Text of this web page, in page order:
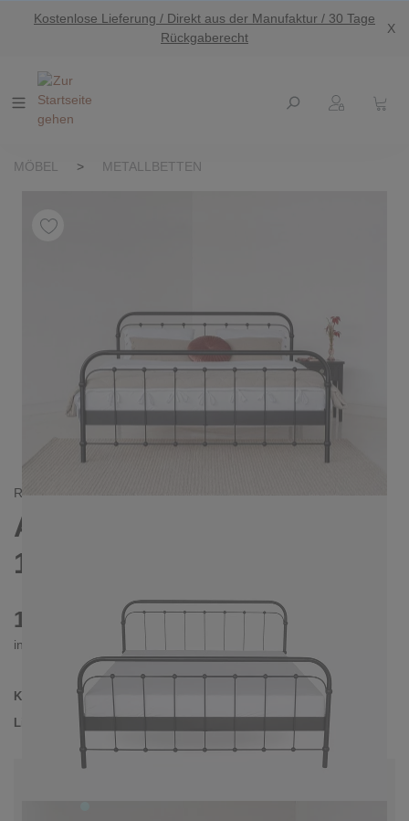
springen
Kostenlose Lieferung / Direkt aus der Manufaktur / 30 Tage
Rückgaberecht
X
MÖBEL > METALLBETTEN
RETRO/ LANDHAUS
AMITA METALLBETT
160X200 CM
1070 €
inkl. MwSt. inkl. Versandkosten (DE)
Kollektion
Lieferzeit